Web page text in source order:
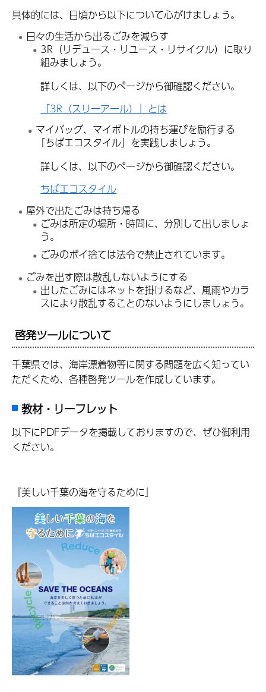
具体的には、日頃から以下について心がけましょう。
日々の生活から出るごみを減らす
3R（リデュース・リユース・リサイクル）に取り
組みましょう。
詳しくは、以下のページから御確認ください。
「3R（スリーアール）」とは
マイバッグ、マイボトルの持ち運びを励行する
「ちばエコスタイル」を実践しましょう。
詳しくは、以下のページから御確認ください。
ちばエコスタイル
屋外で出たごみは持ち帰る
ごみは所定の場所・時間に、分別して出しましょ
う。
ごみのポイ捨ては法令で禁止されています。
ごみを出す際は散乱しないようにする
出したごみにはネットを掛けるなど、風雨やカラ
スにより散乱することのないようにしましょう。
啓発ツールについて
千葉県では、海岸漂着物等に関する問題を広く知ってい
ただくため、各種啓発ツールを作成しています。
教材・リーフレット
以下にPDFデータを掲載しておりますので、ぜひ御利用
ください。
『美しい千葉の海を守るために』